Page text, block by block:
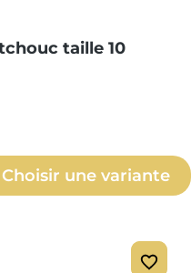
taille 10
la
Choisir une variante